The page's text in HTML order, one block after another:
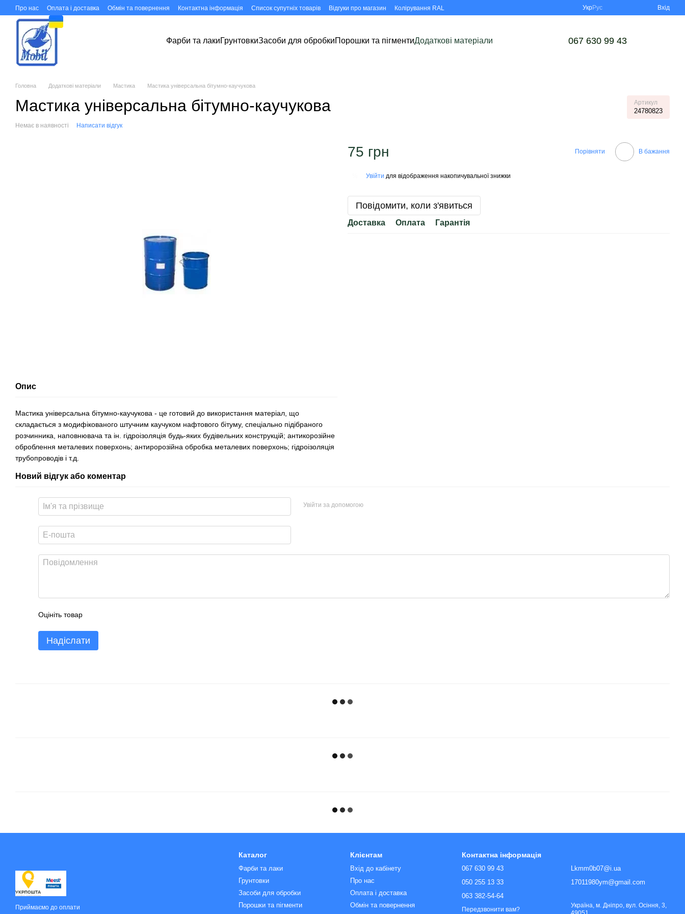
Перейти до основного контенту
Про нас Оплата і доставка Обмін та повернення Контактна інформація Список супутніх товарів Відгуки про магазин Колірування RAL УкрРус Вхід
Фарби та лакиГрунтовкиЗасоби для обробкиПорошки та пігментиДодаткові матеріали 067 630 99 43
Головна Додаткові матеріали Мастика Мастика універсальна бітумно-каучукова
Мастика універсальна бітумно-каучукова Артикул
24780823
Немає в наявності Написати відгук
Опис
Мастика універсальна бітумно-каучукова - це готовий до використання матеріал, що
складається з модифікованого штучним каучуком нафтового бітуму, спеціально підібраного
розчинника, наповнювача та ін. гідроізоляція будь-яких будівельних конструкцій; антикорозійне
оброблення металевих поверхонь; антиророзійна обробка металевих поверхонь; гідроізоляція
трубопроводів і т.д.
75 грн Порівняти В бажання
Увійти для відображення накопичувальної знижки
Повідомити, коли з'явиться
Доставка Оплата Гарантія
Новий відгук або коментар
Увійти за допомогою
Оцініть товар
Надіслати
Приймаємо до оплати
Каталог
Фарби та лаки
Грунтовки
Засоби для обробки
Порошки та пігменти
Клієнтам
Вхід до кабінету
Про нас
Оплата і доставка
Обмін та повернення
Контактна інформація
067 630 99 43
050 255 13 33
063 382-54-64
Передзвонити вам?
Lkmm0b07@i.ua
17011980ym@gmail.com
Україна, м. Дніпро, вул. Осіння, 3,